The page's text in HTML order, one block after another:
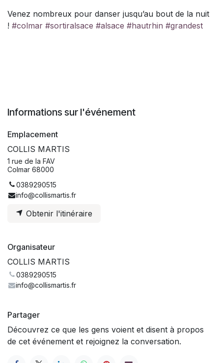
Venez nombreux pour danser jusqu’au bout de la nuit
! #colmar #sortiralsace #alsace #hautrhin #grandest
Informations sur l'événement
Emplacement
COLLIS MARTIS
1 rue de la FAV
Colmar 68000
0389290515
info@collismartis.fr
Obtenir l'itinéraire
Organisateur
COLLIS MARTIS
0389290515
info@collismartis.fr
Partager
Découvrez ce que les gens voient et disent à propos
de cet événement et rejoignez la conversation.